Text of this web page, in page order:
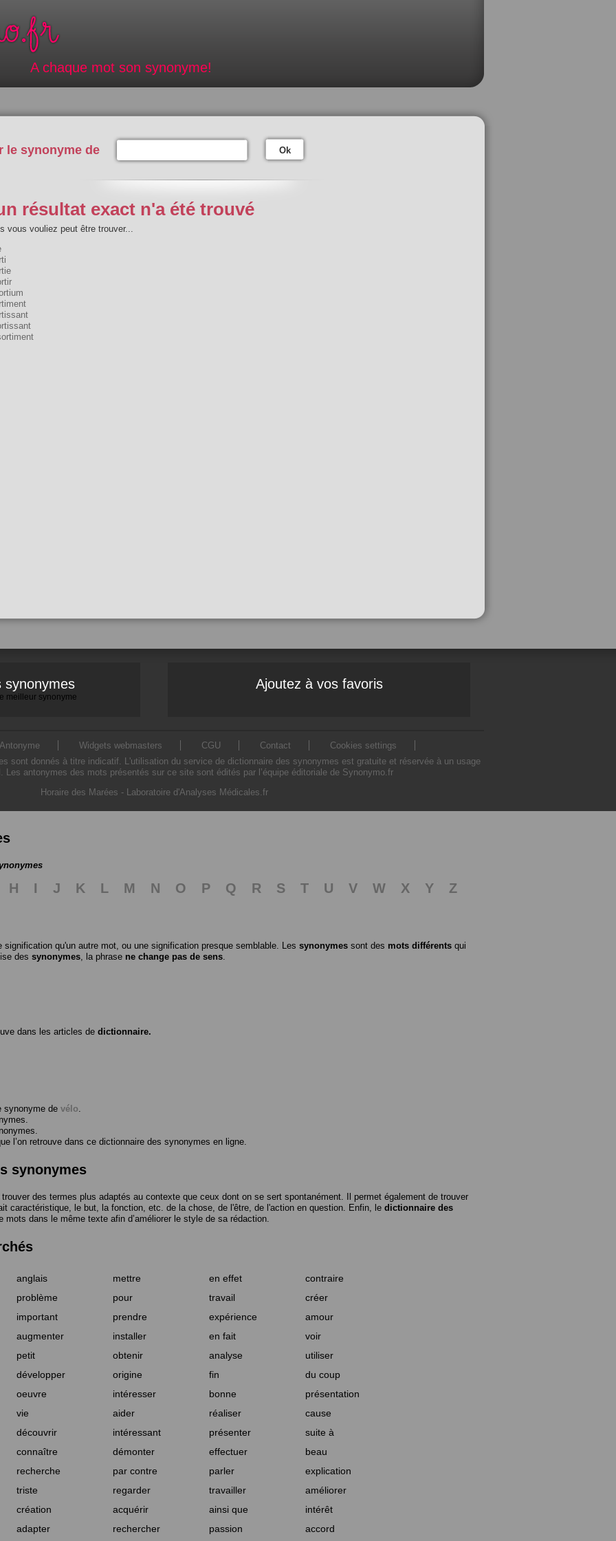
A chaque mot son synonyme!
le synonyme de Ok
résultat exact n'a été trouvé
vous vouliez peut être trouver...
synonymes
meilleur synonyme
Ajoutez à vos favoris
Antonyme Widgets webmasters CGU Contact
Cookies settings
sont donnés à titre indicatif. L'utilisation du service de dictionnaire des synonymes est gratuite et réservée à un usage
Les antonymes des mots présentés sur ce site sont édités par l’équipe éditoriale de Synonymo.fr
Horaire des Marées - Laboratoire d'Analyses Médicales.fr
H I J K L M N O P Q R S T U V W X Y
Z
qu'un autre mot, ou une signification presque semblable. Les synonymes sont des mots différents qui
des synonymes , la phrase ne change pas de sens
dans les articles de dictionnaire.
synonyme de vélo
l’on retrouve dans ce dictionnaire des synonymes en ligne.
synonymes
trouver des termes plus adaptés au contexte que ceux dont on se sert spontanément. Il permet également de trouver
caractéristique, le but, la fonction, etc. de la chose, de l'être, de l'action en question. Enfin, le dictionnaire des
mots dans le même texte afin d’améliorer le style de sa rédaction.
anglais mettre en effet
contraire
problème pour travail
créer
important prendre expérience
amour
augmenter installer en fait
voir
petit obtenir analyse
utiliser
développer origine fin
du coup
oeuvre intéresser bonne
présentation
vie aider réaliser
cause
découvrir intéressant présenter
suite à
connaître démonter effectuer
beau
recherche par contre parler
explication
triste regarder travailler
améliorer
création acquérir ainsi que
intérêt
adapter rechercher passion accord